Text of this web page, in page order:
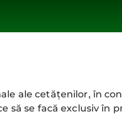
ale cetățenilor, în
să se facă exclusiv în